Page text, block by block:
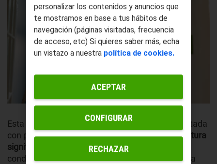
Esta combinación consigue que la superficie tratada
con pintura refrigerantemantenga una temperatura
significativamente más baja que su entorno.
condiciones de alta exposición solar, la diferencia
personalizar los contenidos y anuncios que
te mostramos en base a tus hábitos de
navegación (páginas visitadas, frecuencia
de acceso, etc) Si quieres saber más, echa
un vistazo a nuestra política de cookies.
CONFIGURAR
RECHAZAR
ACEPTAR